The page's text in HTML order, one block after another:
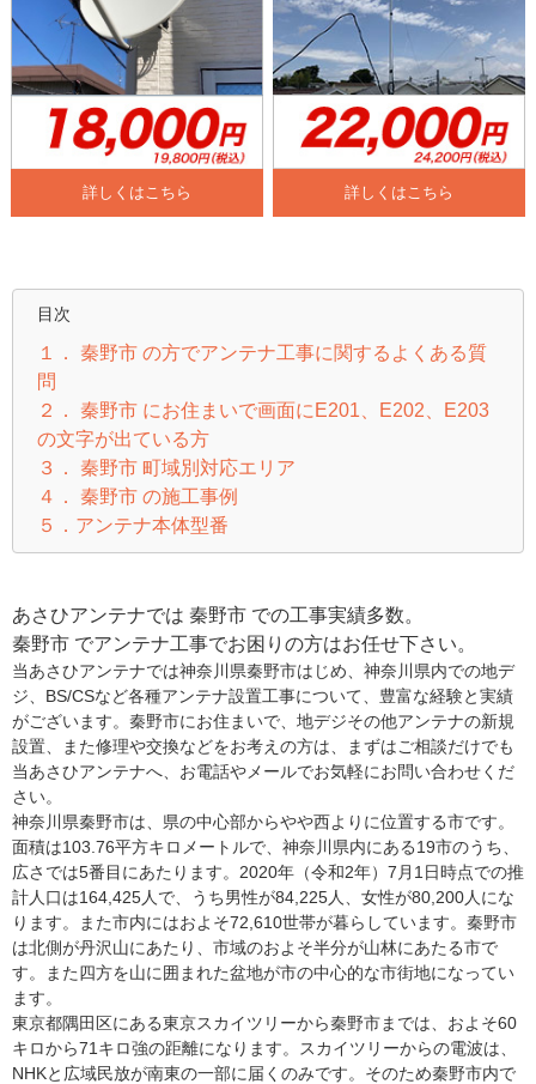
詳しくはこちら 詳しくはこちら
目次
１． 秦野市 の方でアンテナ工事に関するよくある質
問
２． 秦野市 にお住まいで画面にE201、E202、E203
の文字が出ている方
３． 秦野市 町域別対応エリア
４． 秦野市 の施工事例
５．アンテナ本体型番
あさひアンテナでは 秦野市 での工事実績多数。
秦野市 でアンテナ工事でお困りの方はお任せ下さい。
当あさひアンテナでは神奈川県秦野市はじめ、神奈川県内での地デ
ジ、BS/CSなど各種アンテナ設置工事について、豊富な経験と実績
がございます。秦野市にお住まいで、地デジその他アンテナの新規
設置、また修理や交換などをお考えの方は、まずはご相談だけでも
当あさひアンテナへ、お電話やメールでお気軽にお問い合わせくだ
さい。
神奈川県秦野市は、県の中心部からやや西よりに位置する市です。
面積は103.76平方キロメートルで、神奈川県内にある19市のうち、
広さでは5番目にあたります。2020年（令和2年）7月1日時点での推
計人口は164,425人で、うち男性が84,225人、女性が80,200人にな
ります。また市内にはおよそ72,610世帯が暮らしています。秦野市
は北側が丹沢山にあたり、市域のおよそ半分が山林にあたる市で
す。また四方を山に囲まれた盆地が市の中心的な市街地になってい
ます。
東京都隅田区にある東京スカイツリーから秦野市までは、およそ60
キロから71キロ強の距離になります。スカイツリーからの電波は、
NHKと広域民放が南東の一部に届くのみです。そのため秦野市内で